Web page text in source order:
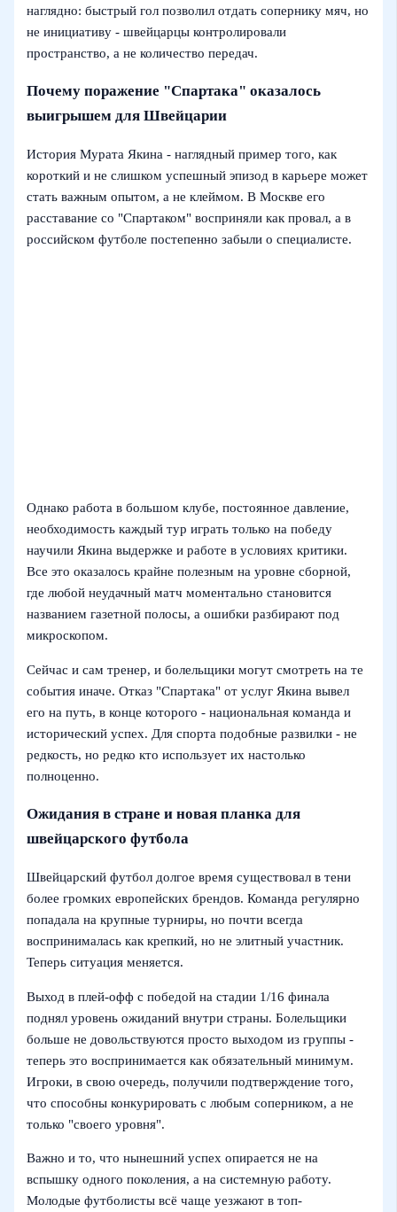
наглядно: быстрый гол позволил отдать сопернику мяч, но
не инициативу - швейцарцы контролировали
пространство, а не количество передач.
Почему поражение "Спартака" оказалось
выигрышем для Швейцарии
История Мурата Якина - наглядный пример того, как
короткий и не слишком успешный эпизод в карьере может
стать важным опытом, а не клеймом. В Москве его
расставание со "Спартаком" восприняли как провал, а в
российском футболе постепенно забыли о специалисте.
Однако работа в большом клубе, постоянное давление,
необходимость каждый тур играть только на победу
научили Якина выдержке и работе в условиях критики.
Все это оказалось крайне полезным на уровне сборной,
где любой неудачный матч моментально становится
названием газетной полосы, а ошибки разбирают под
микроскопом.
Сейчас и сам тренер, и болельщики могут смотреть на те
события иначе. Отказ "Спартака" от услуг Якина вывел
его на путь, в конце которого - национальная команда и
исторический успех. Для спорта подобные развилки - не
редкость, но редко кто использует их настолько
полноценно.
Ожидания в стране и новая планка для
швейцарского футбола
Швейцарский футбол долгое время существовал в тени
более громких европейских брендов. Команда регулярно
попадала на крупные турниры, но почти всегда
воспринималась как крепкий, но не элитный участник.
Теперь ситуация меняется.
Выход в плей-офф с победой на стадии 1/16 финала
поднял уровень ожиданий внутри страны. Болельщики
больше не довольствуются просто выходом из группы -
теперь это воспринимается как обязательный минимум.
Игроки, в свою очередь, получили подтверждение того,
что способны конкурировать с любым соперником, а не
только "своего уровня".
Важно и то, что нынешний успех опирается не на
вспышку одного поколения, а на системную работу.
Молодые футболисты всё чаще уезжают в топ-